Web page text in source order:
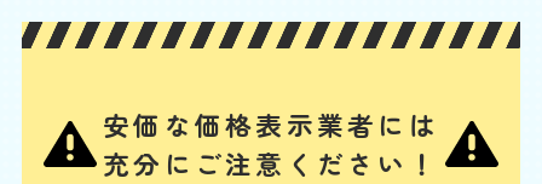
EB
限
合計 2,200円〜
管の破損、レバー・ボタンの故障、レバーとゴムフロートをつなぐチェ
ーンが切れている場合には、水が出ません。手に負えない場合は、専門
業者に連絡してください。
安価な価格表示業者には
充分にご注意ください！